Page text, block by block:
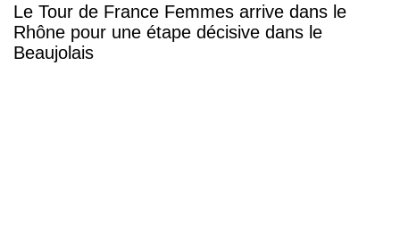
Le Tour de France Femmes arrive dans le
Rhône pour une étape décisive dans le
Beaujolais